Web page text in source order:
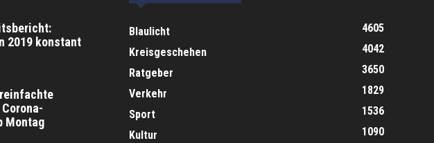
2019 konstant
Montag
Blaulicht
4605
Kreisgeschehen
4042
Ratgeber
3650
Verkehr
1829
Sport
1536
Kultur
1090